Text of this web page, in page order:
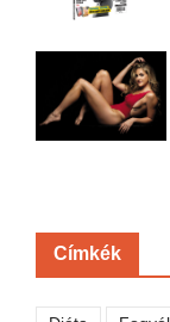
Címkék